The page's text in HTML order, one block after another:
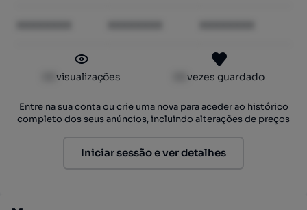
visualizações vezes guardado
Entre na sua conta ou crie uma nova para aceder ao histórico
completo dos seus anúncios, incluindo alterações de preços
Iniciar sessão e ver detalhes